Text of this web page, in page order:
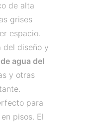
de alta
grises
espacio.
del diseño y
agua del
y otras
para
pisos. El